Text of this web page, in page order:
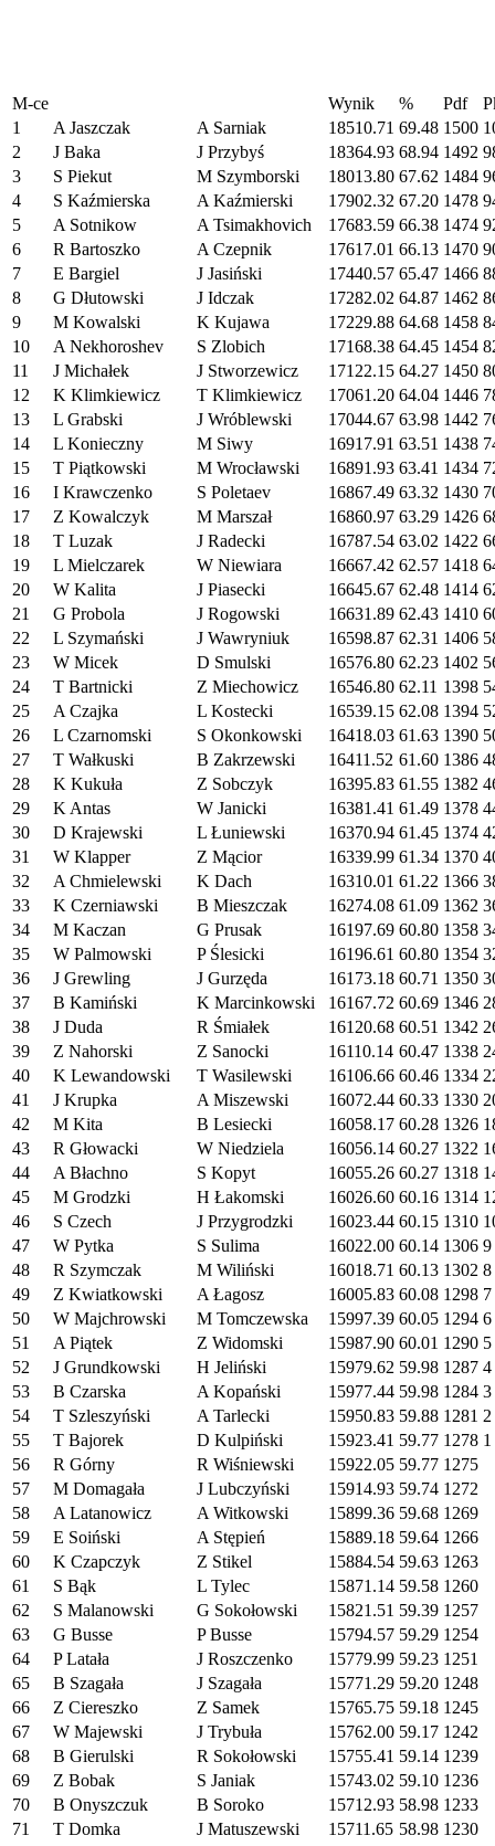
M-ce Wynik % Pdf
1
A Jaszczak A Sarniak 18510.71 69.48 1500
2
J Baka J Przybyś 18364.93 68.94 1492
3
S Piekut M Szymborski 18013.80 67.62 1484
4
S Kaźmierska A Kaźmierski 17902.32 67.20 1478
5
A Sotnikow A Tsimakhovich 17683.59 66.38 1474
6
R Bartoszko A Czepnik 17617.01 66.13 1470
7
E Bargiel J Jasiński 17440.57 65.47 1466
8
G Dłutowski J Idczak 17282.02 64.87 1462
9
M Kowalski K Kujawa 17229.88 64.68 1458
10
A Nekhoroshev S Zlobich 17168.38 64.45 1454
11
J Michałek J Stworzewicz 17122.15 64.27 1450
12
K Klimkiewicz T Klimkiewicz 17061.20 64.04 1446
13
L Grabski J Wróblewski 17044.67 63.98 1442
14
L Konieczny M Siwy 16917.91 63.51 1438
15
T Piątkowski M Wrocławski 16891.93 63.41 1434
16
I Krawczenko S Poletaev 16867.49 63.32 1430
17
Z Kowalczyk M Marszał 16860.97 63.29 1426
18
T Luzak J Radecki 16787.54 63.02 1422
19
L Mielczarek W Niewiara 16667.42 62.57 1418
20
W Kalita J Piasecki 16645.67 62.48 1414
21
G Probola J Rogowski 16631.89 62.43 1410
22
L Szymański J Wawryniuk 16598.87 62.31 1406
23
W Micek D Smulski 16576.80 62.23 1402
24
T Bartnicki Z Miechowicz 16546.80 62.11 1398
25
A Czajka L Kostecki 16539.15 62.08 1394
26
L Czarnomski S Okonkowski 16418.03 61.63 1390
27
T Wałkuski B Zakrzewski 16411.52 61.60 1386
28
K Kukuła Z Sobczyk 16395.83 61.55 1382
29
K Antas W Janicki 16381.41 61.49 1378
30
D Krajewski L Łuniewski 16370.94 61.45 1374
31
W Klapper Z Mącior 16339.99 61.34 1370
32
A Chmielewski K Dach 16310.01 61.22 1366
33
K Czerniawski B Mieszczak 16274.08 61.09 1362
34
M Kaczan G Prusak 16197.69 60.80 1358
35
W Palmowski P Ślesicki 16196.61 60.80 1354
36
J Grewling J Gurzęda 16173.18 60.71 1350
37
B Kamiński K Marcinkowski 16167.72 60.69 1346
38
J Duda R Śmiałek 16120.68 60.51 1342
39
Z Nahorski Z Sanocki 16110.14 60.47 1338
40
K Lewandowski T Wasilewski 16106.66 60.46 1334
41
J Krupka A Miszewski 16072.44 60.33 1330
42
M Kita B Lesiecki 16058.17 60.28 1326
43
R Głowacki W Niedziela 16056.14 60.27 1322
44
A Błachno S Kopyt 16055.26 60.27 1318
45
M Grodzki H Łakomski 16026.60 60.16 1314
46
S Czech J Przygrodzki 16023.44 60.15 1310
47
W Pytka S Sulima 16022.00 60.14 1306 9
48
R Szymczak M Wiliński 16018.71 60.13 1302 8
49
Z Kwiatkowski A Łagosz 16005.83 60.08 1298 7
50
W Majchrowski M Tomczewska 15997.39 60.05 1294 6
51
A Piątek Z Widomski 15987.90 60.01 1290 5
52
J Grundkowski H Jeliński 15979.62 59.98 1287 4
53
B Czarska A Kopański 15977.44 59.98 1284 3
54
T Szleszyński A Tarlecki 15950.83 59.88 1281 2
55
T Bajorek D Kulpiński 15923.41 59.77 1278 1
56
R Górny R Wiśniewski 15922.05 59.77 1275
57
M Domagała J Lubczyński 15914.93 59.74 1272
58
A Latanowicz A Witkowski 15899.36 59.68 1269
59
E Soiński A Stępień 15889.18 59.64 1266
60
K Czapczyk Z Stikel 15884.54 59.63 1263
61
S Bąk L Tylec 15871.14 59.58 1260
62
S Malanowski G Sokołowski 15821.51 59.39 1257
63
G Busse P Busse 15794.57 59.29 1254
64
P Latała J Roszczenko 15779.99 59.23 1251
65
B Szagała J Szagała 15771.29 59.20 1248
66
Z Ciereszko Z Samek 15765.75 59.18 1245
67
W Majewski J Trybuła 15762.00 59.17 1242
68
B Gierulski R Sokołowski 15755.41 59.14 1239
69
Z Bobak S Janiak 15743.02 59.10 1236
70
B Onyszczuk B Soroko 15712.93 58.98 1233
71
T Domka J Matuszewski 15711.65 58.98 1230